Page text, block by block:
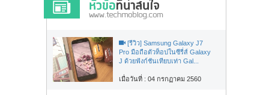
[รีวิว] Samsung Galaxy J7
Pro มือถือตัวท็อปในซีรี่ส์ Galaxy
J ด้วยฟังก์ชันเทียบเท่า Gal...
เมื่อวันที่ : 04 กรกฏาคม 2560